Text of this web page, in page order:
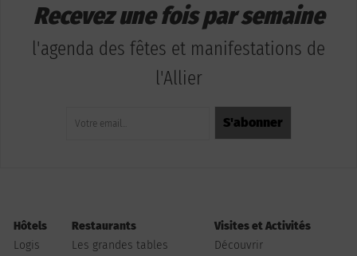
Recevez une fois par semaine
l'agenda des fêtes et manifestations de
l'Allier
Hôtels
Logis
Restaurants
Les grandes tables
Visites et Activités
Découvrir